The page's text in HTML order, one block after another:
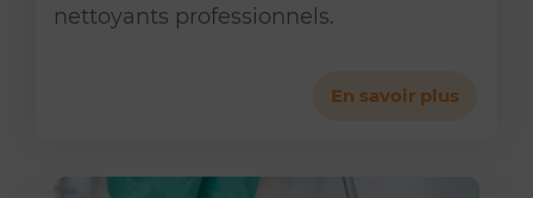
nettoyants professionnels.
En savoir plus